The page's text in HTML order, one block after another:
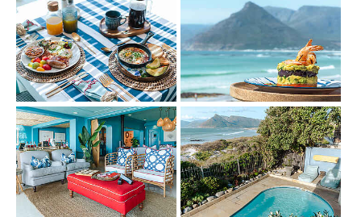
Show larger version Show larger version